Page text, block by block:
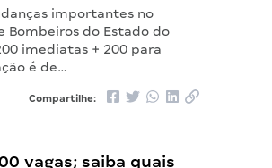
importantes no
Bombeiros do Estado do
imediatas + 200 para
é de…
Compartilhe:
vagas; saiba quais